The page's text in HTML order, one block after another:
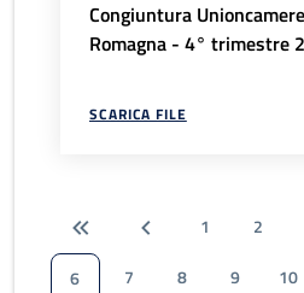
Congiuntura
Romagna - 4° trimestre
SCARICA FILE
1 2
6
7 8 9 10